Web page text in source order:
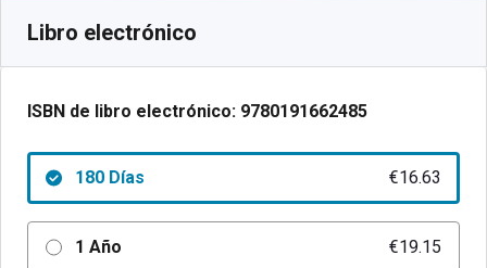
Libro electrónico
ISBN de libro electrónico: 9780191662485
180 Días €16.63
1 Año €19.15